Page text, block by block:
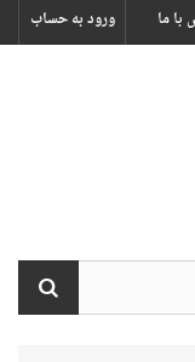
ورود به حساب با ما